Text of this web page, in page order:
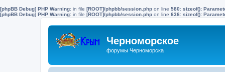
[phpBB Debug] PHP Warning: in file [ROOT]/phpbb/session.php on line 580: sizeof():
[phpBB Debug] PHP Warning: in file [ROOT]/phpbb/session.php on line 636: sizeof():
Черноморское
форумы Черноморска